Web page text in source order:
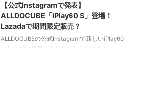
【公式Instagramで発表】
ALLDOCUBE「iPlay60 S」登場！
Lazadaで期間限定販売？
ALLDOCUBEの公式Instagramで新しいiPlay60
シリーズの発表がありました。その名も